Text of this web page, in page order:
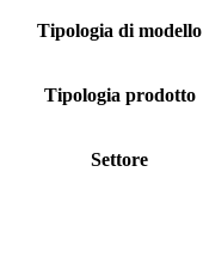
Tipologia di modello
Tipologia prodotto
Settore